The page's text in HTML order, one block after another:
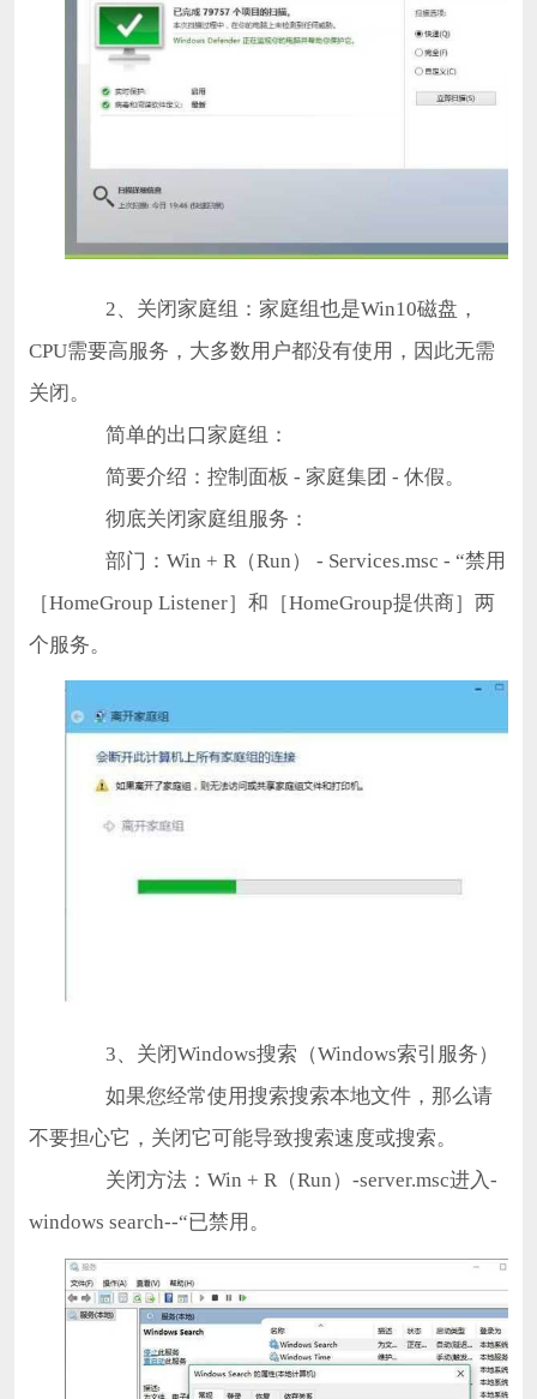
2、关闭家庭组：家庭组也是Win10磁盘，
CPU需要高服务，大多数用户都没有使用，因此无需
关闭。
简单的出口家庭组：
简要介绍：控制面板 - 家庭集团 - 休假。
彻底关闭家庭组服务：
部门：Win + R（Run） - Services.msc - “禁用
［HomeGroup Listener］和［HomeGroup提供商］两
个服务。
3、关闭Windows搜索（Windows索引服务）
如果您经常使用搜索搜索本地文件，那么请
不要担心它，关闭它可能导致搜索速度或搜索。
关闭方法：Win + R（Run）-server.msc进入-
windows search--“已禁用。